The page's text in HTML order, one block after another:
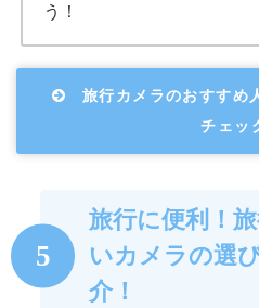
う！
旅行カメラのおすすめ
チェッ
5
旅行に便利！
いカメラの選
介！